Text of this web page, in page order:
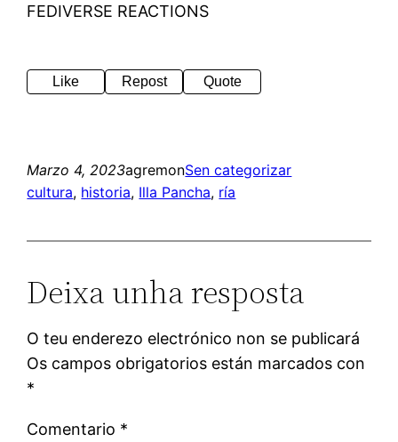
FEDIVERSE REACTIONS
Like Repost Quote
Marzo 4, 2023agremonSen categorizar
cultura, historia, Illa Pancha, ría
Deixa unha resposta
O teu enderezo electrónico non se publicará
Os campos obrigatorios están marcados con
*
Comentario *